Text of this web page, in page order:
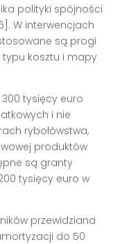
polityki spójności
W interwencjach
są progi
kosztu i mapy
tysięcy euro
i nie
rybołówstwa,
produktów
są granty
tysięcy euro w
przewidziana
do 50